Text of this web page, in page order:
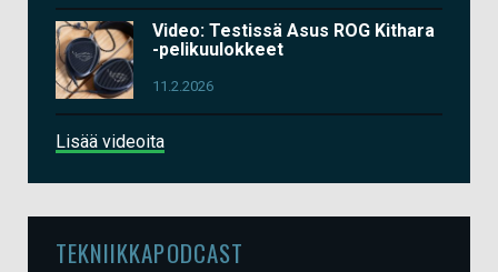
Video: Testissä Asus ROG Kithara
-pelikuulokkeet
11.2.2026
Lisää videoita
TEKNIIKKAPODCAST